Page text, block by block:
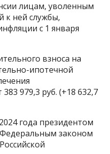
лицам, уволенным
к ней службы,
с 1 января
взноса на
ипотечной
979,3 руб. (+18 632,7
года президентом
законом